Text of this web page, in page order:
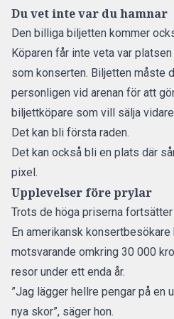
Du vet inte var du hamnar
Den billiga biljetten kommer
Köparen får inte veta var
som konserten. Biljetten måste
personligen vid arenan för att
biljettköpare som vill sälja
Det kan bli första raden.
Det kan också bli en plats där
pixel.
Upplevelser före prylar
Trots de höga priserna
En amerikansk
motsvarande omkring 30 000
resor under ett enda år.
”Jag lägger hellre pengar på en
nya skor”, säger hon.